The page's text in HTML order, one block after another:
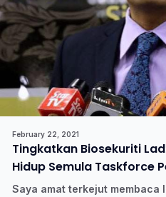
February 22, 2021
Tingkatkan Biosekuriti
Hidup Semula Taskforce
Saya amat terkejut membaca